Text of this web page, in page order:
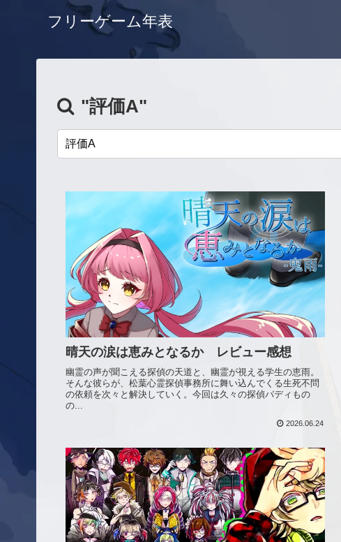
フリーゲーム年表
"評価A"
晴天の涙は恵みとなるか レビュー感想
幽霊の声が聞こえる探偵の天道と、幽霊が視える学生の恵雨。
そんな彼らが、松葉心霊探偵事務所に舞い込んでくる生死不問
の依頼を次々と解決していく。今回は久々の探偵バディもの
の...
2026.06.24